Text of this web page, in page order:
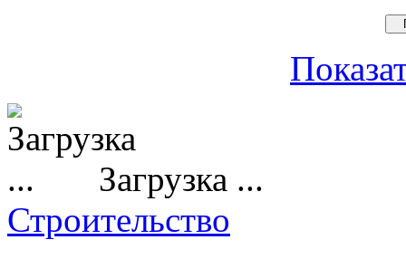
Загрузка ...
Строительство